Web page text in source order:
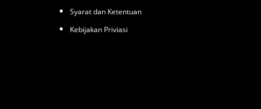
Syarat dan Ketentuan
Kebijakan Priviasi